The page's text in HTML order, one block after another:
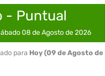
- Puntual
08 de Agosto de 2026
para Hoy (09 de Agosto de